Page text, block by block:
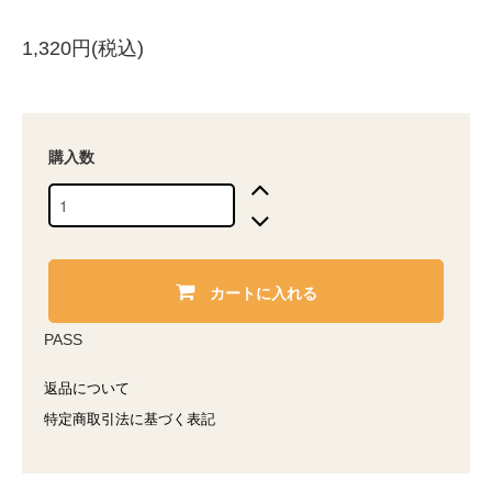
1,320円(税込)
購入数
カートに入れる
PASS
返品について
特定商取引法に基づく表記